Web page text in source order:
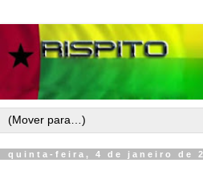
quinta-feira, 4 de janeiro de